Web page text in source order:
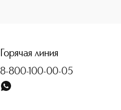
Горячая линия
8-800-100-00-05